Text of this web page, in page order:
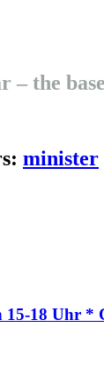
– the
minister
15-18 Uhr